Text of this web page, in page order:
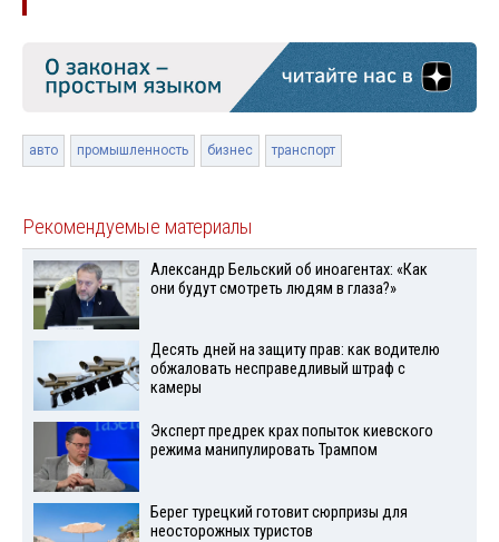
авто промышленность бизнес транспорт
Рекомендуемые материалы
Александр Бельский об иноагентах: «Как
они будут смотреть людям в глаза?»
Десять дней на защиту прав: как водителю
обжаловать несправедливый штраф с
камеры
Эксперт предрек крах попыток киевского
режима манипулировать Трампом
Берег турецкий готовит сюрпризы для
неосторожных туристов